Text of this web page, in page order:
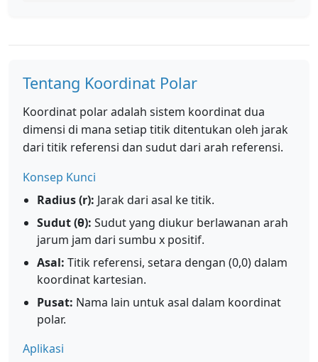
Tentang Koordinat Polar
Koordinat polar adalah sistem koordinat dua
dimensi di mana setiap titik ditentukan oleh jarak
dari titik referensi dan sudut dari arah referensi.
Konsep Kunci
Radius (r): Jarak dari asal ke titik.
Sudut (θ): Sudut yang diukur berlawanan arah
jarum jam dari sumbu x positif.
Asal: Titik referensi, setara dengan (0,0) dalam
koordinat kartesian.
Pusat: Nama lain untuk asal dalam koordinat
polar.
Aplikasi